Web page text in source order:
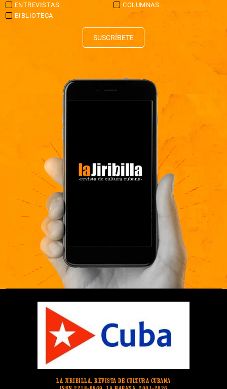
ENTREVISTAS
COLUMNAS
BIBLIOTECA
SUSCRÍBETE
LA JIRIBILLA, REVISTA DE CULTURA CUBANA